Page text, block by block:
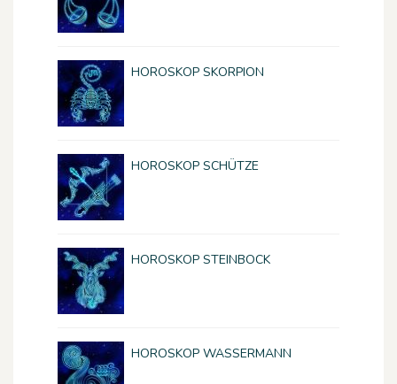
HOROSKOP SKORPION
HOROSKOP SCHÜTZE
HOROSKOP STEINBOCK
HOROSKOP WASSERMANN